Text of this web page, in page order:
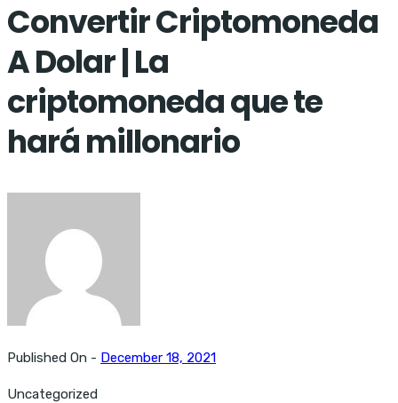
Convertir Criptomoneda
A Dolar | La
criptomoneda que te
hará millonario
Published On - December 18, 2021
Uncategorized